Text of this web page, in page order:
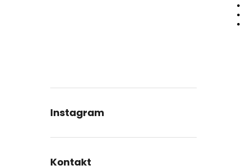
Instagram
Kontakt